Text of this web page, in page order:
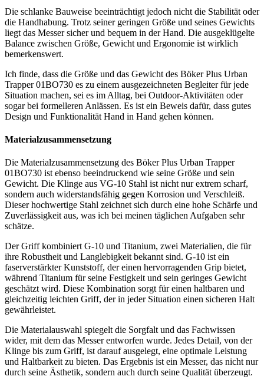
Die schlanke Bauweise beeinträchtigt jedoch nicht die Stabilität oder
die Handhabung. Trotz seiner geringen Größe und seines Gewichts
liegt das Messer sicher und bequem in der Hand. Die ausgeklügelte
Balance zwischen Größe, Gewicht und Ergonomie ist wirklich
bemerkenswert.
Ich finde, dass die Größe und das Gewicht des Böker Plus Urban
Trapper 01BO730 es zu einem ausgezeichneten Begleiter für jede
Situation machen, sei es im Alltag, bei Outdoor-Aktivitäten oder
sogar bei formelleren Anlässen. Es ist ein Beweis dafür, dass gutes
Design und Funktionalität Hand in Hand gehen können.
Materialzusammensetzung
Die Materialzusammensetzung des Böker Plus Urban Trapper
01BO730 ist ebenso beeindruckend wie seine Größe und sein
Gewicht. Die Klinge aus VG-10 Stahl ist nicht nur extrem scharf,
sondern auch widerstandsfähig gegen Korrosion und Verschleiß.
Dieser hochwertige Stahl zeichnet sich durch eine hohe Schärfe und
Zuverlässigkeit aus, was ich bei meinen täglichen Aufgaben sehr
schätze.
Der Griff kombiniert G-10 und Titanium, zwei Materialien, die für
ihre Robustheit und Langlebigkeit bekannt sind. G-10 ist ein
faserverstärkter Kunststoff, der einen hervorragenden Grip bietet,
während Titanium für seine Festigkeit und sein geringes Gewicht
geschätzt wird. Diese Kombination sorgt für einen haltbaren und
gleichzeitig leichten Griff, der in jeder Situation einen sicheren Halt
gewährleistet.
Die Materialauswahl spiegelt die Sorgfalt und das Fachwissen
wider, mit dem das Messer entworfen wurde. Jedes Detail, von der
Klinge bis zum Griff, ist darauf ausgelegt, eine optimale Leistung
und Haltbarkeit zu bieten. Das Ergebnis ist ein Messer, das nicht nur
durch seine Ästhetik, sondern auch durch seine Qualität überzeugt.